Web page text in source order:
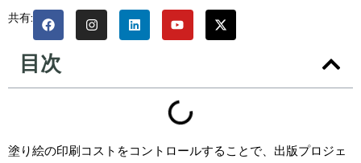
共有:
目次
塗り絵の印刷コストをコントロールすることで、出版プロジェ